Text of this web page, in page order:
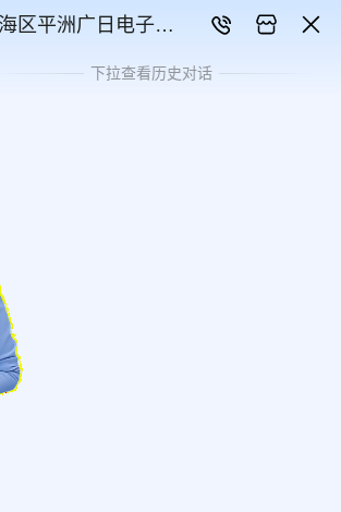
区平洲广日电子机
下拉查看历史对话